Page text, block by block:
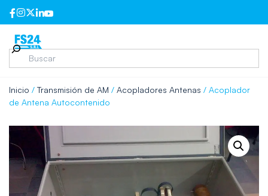
Inicio / Transmisión de AM / Acopladores Antenas / Acoplador
de Antena Autocontenido